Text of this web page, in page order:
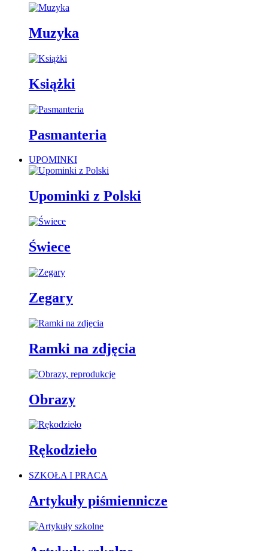
Muzyka
Książki
Pasmanteria
UPOMINKI
Upominki z Polski
Świece
Zegary
Ramki na zdjęcia
Obrazy
Rękodzieło
SZKOŁA I PRACA
Artykuły piśmiennicze